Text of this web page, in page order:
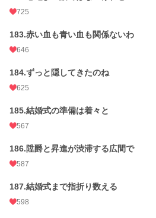
725
183.赤い血も青い血も関係ないわ
646
184.ずっと隠してきたのね
625
185.結婚式の準備は着々と
567
186.陞爵と昇進が渋滞する広間で
587
187.結婚式まで指折り数える
598